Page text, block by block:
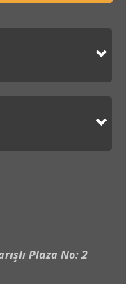
Plaza No: 2